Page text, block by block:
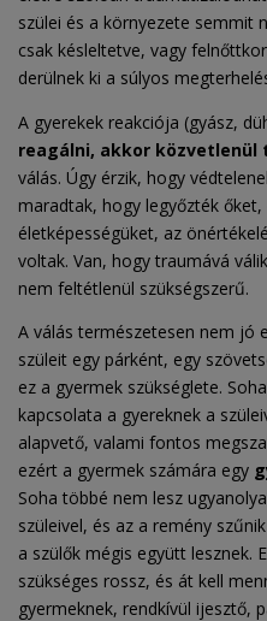
szülei és a környezete semmit
csak késleltetve, vagy
derülnek ki a súlyos
A gyerekek reakciója (gyász,
reagálni, akkor
válás. Úgy érzik, hogy
maradtak, hogy legyőzték őket,
életképességüket, az
voltak. Van, hogy traumává
nem feltétlenül szükségszerű.
A válás természetesen nem jó
szüleit egy párként, egy
ez a gyermek szükséglete.
kapcsolata a gyereknek a
alapvető, valami fontos
ezért a gyermek számára egy
Soha többé nem lesz
szüleivel, és az a remény
a szülők mégis együtt lesznek.
szükséges rossz, és át kell
gyermeknek, rendkívül ijesztő,